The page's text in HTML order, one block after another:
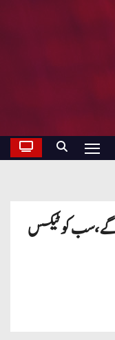
گے ، سب کو ٹیکس